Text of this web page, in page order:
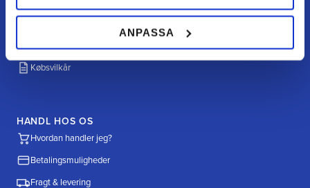
ANPASSA
Reklamation
Købsvilkår
HANDL HOS OS
Hvordan handler jeg?
Betalingsmuligheder
Fragt & levering